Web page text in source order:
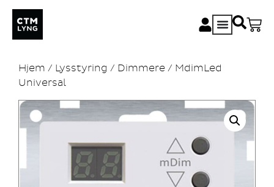
Hjem / Lysstyring / Dimmere / MdimLed
Universal